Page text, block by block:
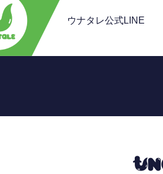
ウナタレ公式LINE